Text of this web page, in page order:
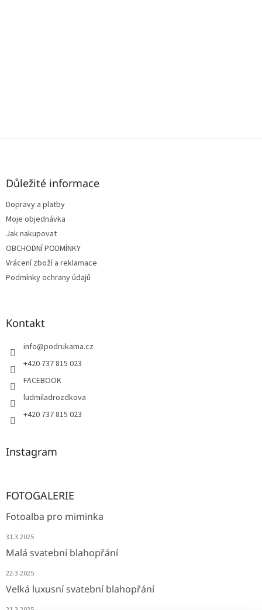
Z
Důležité informace
Dopravy a platby
Moje objednávka
Jak nakupovat
OBCHODNÍ PODMÍNKY
Vrácení zboží a reklamace
Podmínky ochrany údajů
Kontakt
info@podrukama.cz
+420 737 815 023
FACEBOOK
ludmiladrozdkova
+420 737 815 023
Instagram
FOTOGALERIE
Fotoalba pro miminka
31.3.2025
Malá svatební blahopřání
22.3.2025
Velká luxusní svatební blahopřání